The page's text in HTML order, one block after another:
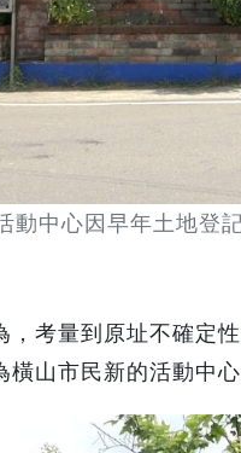
動中心因早年土地登
，考量到原址不確定
橫山市民新的活動中